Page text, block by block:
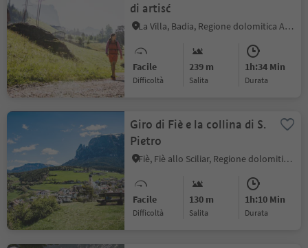
di artisć
La Villa, Badia, Regione dolomitica Alta Badia
Facile
Difficoltà
239 m
Salita
1h:34 Min
durata
Giro di Fiè e la collina di S.
Pietro
Fiè, Fiè allo Sciliar, Regione dolomitica Alpe di Siusi
Facile
Difficoltà
130 m
Salita
1h:10 Min
durata